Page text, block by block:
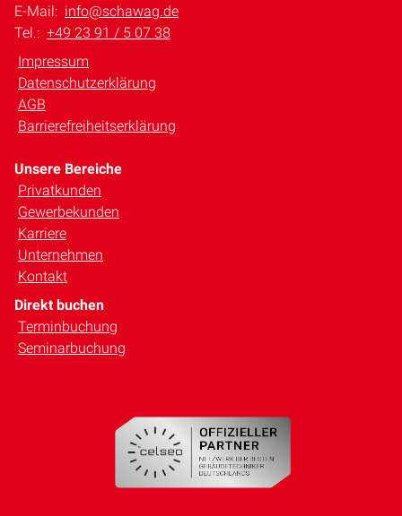
E-Mail: info@schawag.de
Tel.: +49 23 91 / 5 07 38
Impressum
Datenschutzerklärung
AGB
Barrierefreiheitserklärung
Unsere Bereiche
Privatkunden
Gewerbekunden
Karriere
Unternehmen
Kontakt
Direkt buchen
Terminbuchung
Seminarbuchung